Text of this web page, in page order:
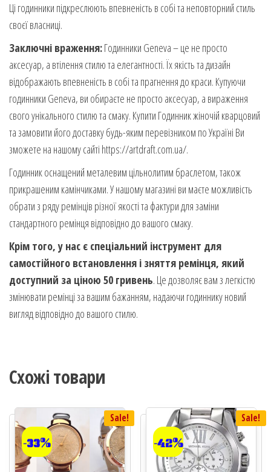
Ці годинники підкреслюють впевненість в собі та неповторний стиль
своєї власниці.
Заключні враження:Годинники Geneva – це не просто
аксесуар, а втілення стилю та елегантності. Їх якість та дизайн
відображають впевненість в собі та прагнення до краси. Купуючи
годинники Geneva, ви обираєте не просто аксесуар, а вираження
свого унікального стилю та смаку. Купити Годинник жіночій кварцовий
та замовити його доставку будь-яким перевізником по Україні Ви
зможете на нашому сайті https://artdraft.com.ua/.
Годинник оснащений металевим цільнолитим браслетом, також
прикрашеним камінчиками. У нашому магазині ви маєте можливість
обрати з ряду ремінців різної якості та фактури для заміни
стандартного ремінця відповідно до вашого смаку.
Крім того, у нас є спеціальний інструмент для
самостійного встановлення і зняття ремінця, який
доступний за ціною 50 гривень. Це дозволяє вам з легкістю
змінювати ремінці за вашим бажанням, надаючи годиннику новий
вигляд відповідно до вашого стилю.
Схожі товари
Sale!
-33%
Sale!
-42%